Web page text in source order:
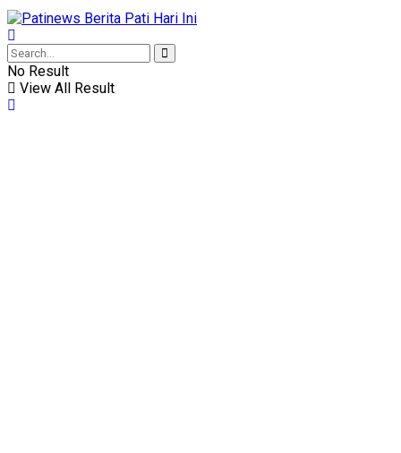
No Result
View All Result